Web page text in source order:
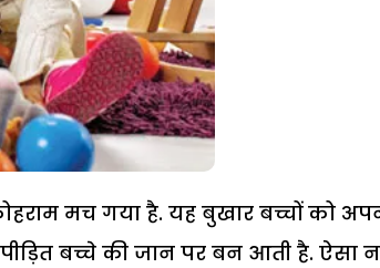
मच गया है. यह बुखार बच्चों को
बच्चे की जान पर बन आती है. ऐसा